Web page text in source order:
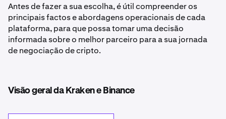
Antes de fazer a sua escolha, é útil compreender os
principais factos e abordagens operacionais de cada
plataforma, para que possa tomar uma decisão
informada sobre o melhor parceiro para a sua jornada
de negociação de cripto.
Visão geral da Kraken e Binance